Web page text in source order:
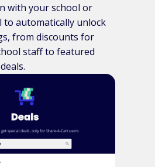
with your school or
to automatically unlock
from discounts for
staff to featured